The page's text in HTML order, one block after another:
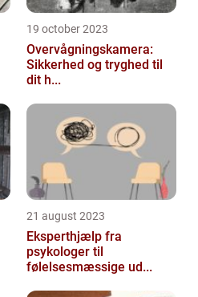
19 october 2023
Overvågningskamera:
Sikkerhed og tryghed til
dit h...
21 august 2023
Eksperthjælp fra
psykologer til
følelsesmæssige ud...